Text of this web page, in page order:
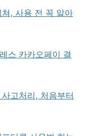
, 사용 전 꼭 알아
스 카카오페이 결
고처리, 처음부터